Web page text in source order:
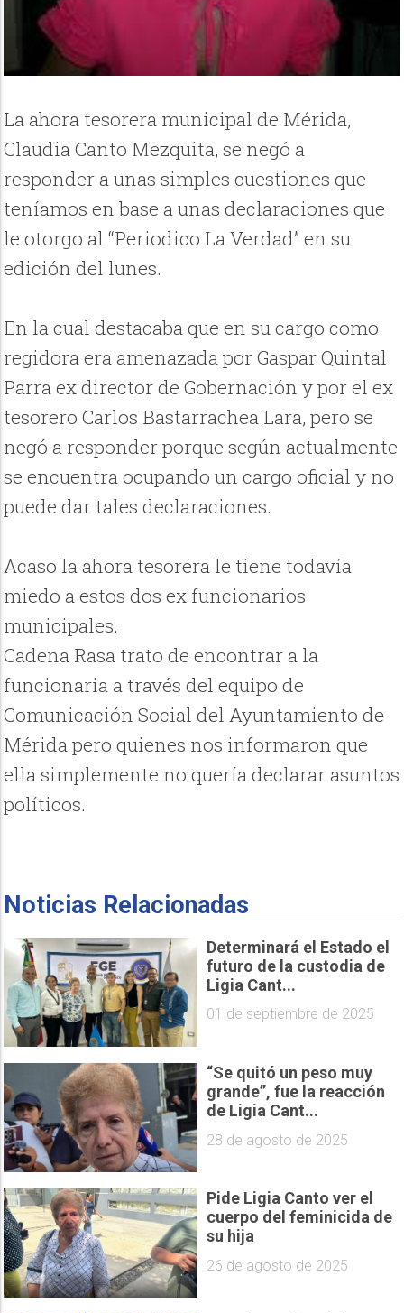
La ahora tesorera municipal de Mérida,
Claudia Canto Mezquita, se negó a
responder a unas simples cuestiones que
teníamos en base a unas declaraciones que
le otorgo al “Periodico La Verdad” en su
edición del lunes.
En la cual destacaba que en su cargo como
regidora era amenazada por Gaspar Quintal
Parra ex director de Gobernación y por el ex
tesorero Carlos Bastarrachea Lara, pero se
negó a responder porque según actualmente
se encuentra ocupando un cargo oficial y no
puede dar tales declaraciones.
Acaso la ahora tesorera le tiene todavía
miedo a estos dos ex funcionarios
municipales.
Cadena Rasa trato de encontrar a la
funcionaria a través del equipo de
Comunicación Social del Ayuntamiento de
Mérida pero quienes nos informaron que
ella simplemente no quería declarar asuntos
políticos.
Noticias Relacionadas
Determinará el Estado el
futuro de la custodia de
Ligia Cant...
01 de septiembre de 2025
“Se quitó un peso muy
grande”, fue la reacción
de Ligia Cant...
28 de agosto de 2025
Pide Ligia Canto ver el
cuerpo del feminicida de
su hija
26 de agosto de 2025